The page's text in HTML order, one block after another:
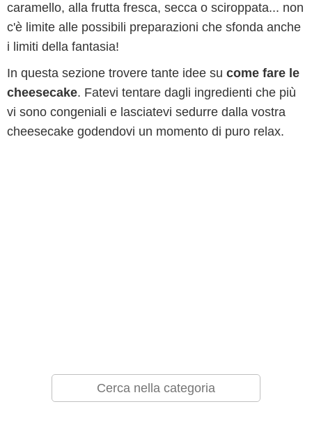
caramello, alla frutta fresca, secca o sciroppata... non
c'è limite alle possibili preparazioni che sfonda anche
i limiti della fantasia!
In questa sezione trovere tante idee su come fare le
cheesecake. Fatevi tentare dagli ingredienti che più
vi sono congeniali e lasciatevi sedurre dalla vostra
cheesecake godendovi un momento di puro relax.